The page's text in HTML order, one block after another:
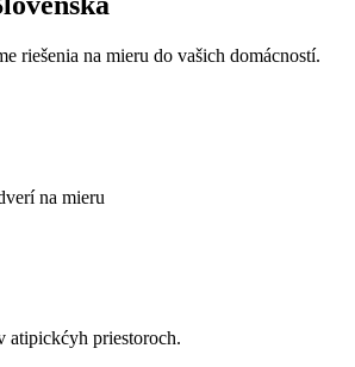
riešenia na mieru do vašich domácností.
na mieru
atipickćyh priestoroch.